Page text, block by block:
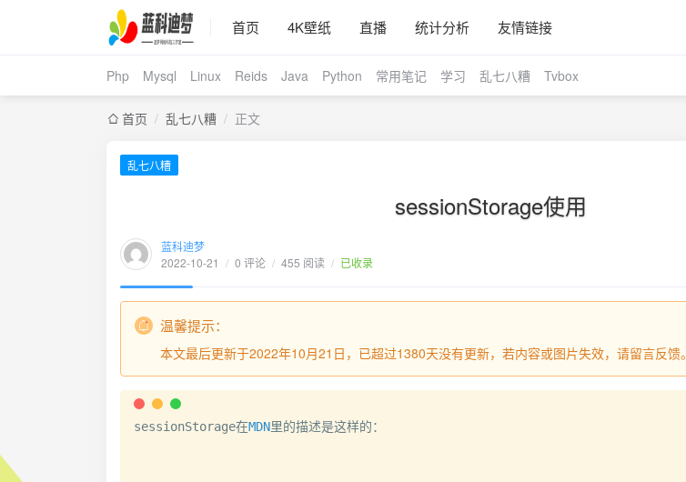
首页 4K壁纸 直播 统计分析 友情链接
Php Mysql Linux Reids Java Python 常用笔记 学习 乱七八糟 Tvbox
首页 / 乱七八糟 / 正文
乱七八糟
sessionStorage使用
蓝科迪梦
2022-10-21 / 0 评论 / 455 阅读 / 已收录
温馨提示：
本文最后更新于2022年10月21日，已超过1380天没有更新，若内容或图片失效，请留言反馈。
sessionStorage在MDN里的描述是这样的：